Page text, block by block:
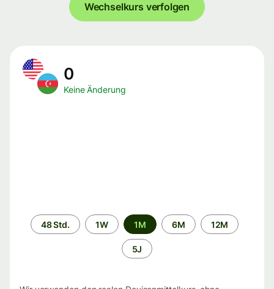
Wechselkurs verfolgen
0
Keine Änderung
Zeitraum
48 Std. 1W 1M 6M 12M
5J